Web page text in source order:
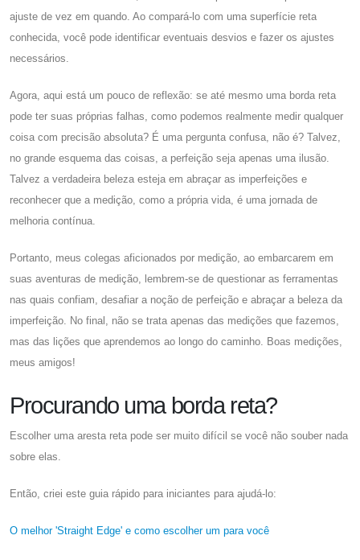
ajuste de vez em quando. Ao compará-lo com uma superfície reta
conhecida, você pode identificar eventuais desvios e fazer os ajustes
necessários.
Agora, aqui está um pouco de reflexão: se até mesmo uma borda reta
pode ter suas próprias falhas, como podemos realmente medir qualquer
coisa com precisão absoluta? É uma pergunta confusa, não é? Talvez,
no grande esquema das coisas, a perfeição seja apenas uma ilusão.
Talvez a verdadeira beleza esteja em abraçar as imperfeições e
reconhecer que a medição, como a própria vida, é uma jornada de
melhoria contínua.
Portanto, meus colegas aficionados por medição, ao embarcarem em
suas aventuras de medição, lembrem-se de questionar as ferramentas
nas quais confiam, desafiar a noção de perfeição e abraçar a beleza da
imperfeição. No final, não se trata apenas das medições que fazemos,
mas das lições que aprendemos ao longo do caminho. Boas medições,
meus amigos!
Procurando uma borda reta?
Escolher uma aresta reta pode ser muito difícil se você não souber nada
sobre elas.
Então, criei este guia rápido para iniciantes para ajudá-lo:
O melhor 'Straight Edge' e como escolher um para você